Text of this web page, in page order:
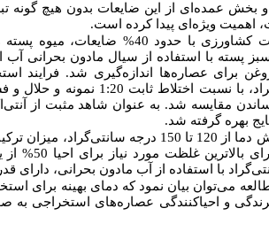
عمده‌ای از این ضایعات بدون هیچ گونه
اهمیت ویژه‌ای پیدا کرده است.
یکی از محصولات کشاورزی با حدود
پسته با استفاده از سیال مادون بحرانی آب
روغن برای عصاره‌ها اندازه‌گیری شد. فرایند
مقایسه شد. به عنوان شاهد مثبت از
بهره گرفته شد.
نتایج نشان داد که با افزایش دما از 120 تا 150
غلظت مورد نیاز برای احیا 50% از یون‌های
و احیاکنندگی عصاره‌های استخراجی به